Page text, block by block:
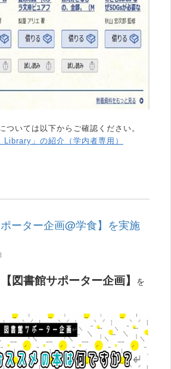
ついては以下からご確認ください。
」の紹介（学内者専用）
ポーター企画@学食】を実施
【図書館サポーター企画】 を